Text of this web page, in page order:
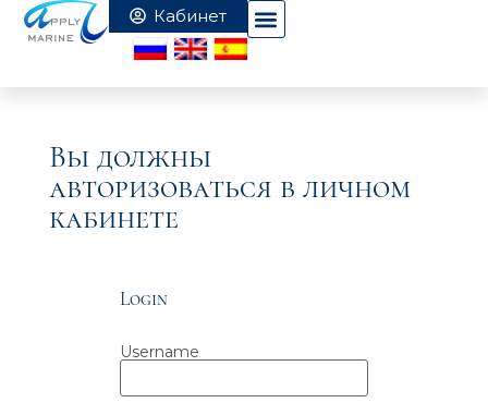
Вы должны
авторизоваться в личном
кабинете
Login
Username